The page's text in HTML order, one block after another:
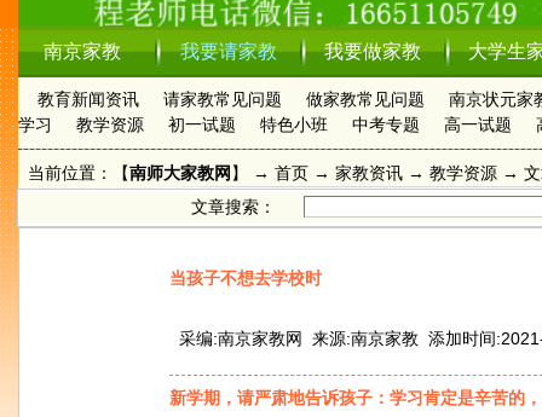
南京家教 我要请家教 我要做家教 大学生
教育新闻资讯 请家教常见问题 做家教常见问题
南京状元家
学习
教学资源 初一试题 特色小班 中考专题 高一试题
当前位置：【南师大家教网 】 → 首页 → 家教资讯 → 教学资源 → 文
文章搜索：
当孩子不想去学校时
采编:南京家教网 来源:南京家教 添加时间
新学期，请严肃地告诉孩子：学习肯定是辛苦的